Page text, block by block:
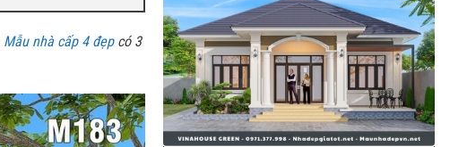
Mẫu nhà cấp 4 đẹpcó 3